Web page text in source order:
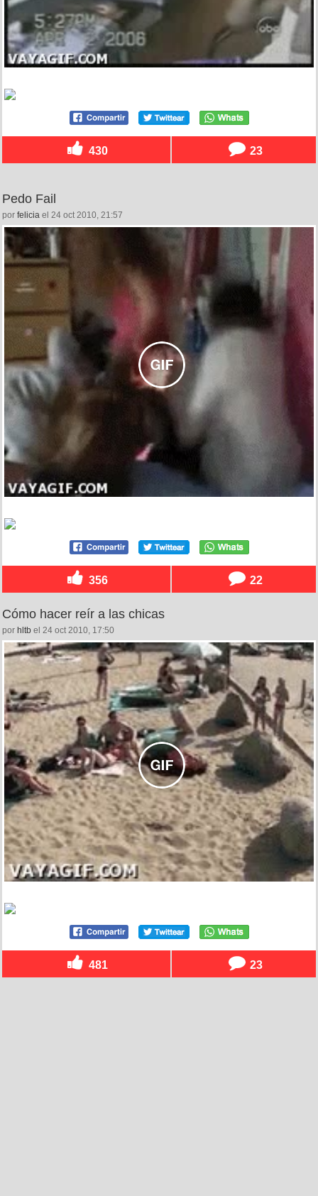
430 23
Pedo Fail
por felicia el 24 oct 2010, 21:57
356 22
Cómo hacer reír a las chicas
por hltb el 24 oct 2010, 17:50
481 23